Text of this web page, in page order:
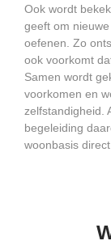
Ook wordt
geeft om
oefenen. Zo
ook voorkomt
Samen wordt
voorkomen en
zelfstandigheid.
begeleiding
woonbasis